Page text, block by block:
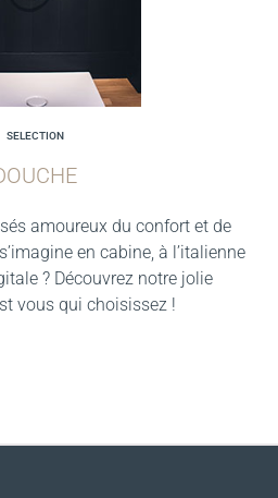
SELECTION
amoureux du confort et de
en cabine, à l’italienne
? Découvrez notre jolie
vous qui choisissez !